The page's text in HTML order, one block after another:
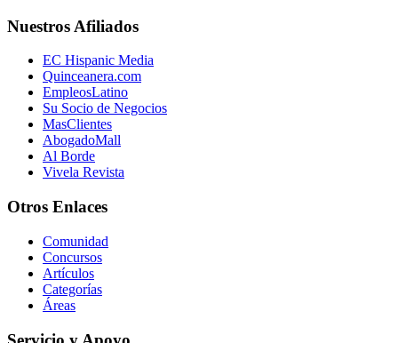
Nuestros Afiliados
EC Hispanic Media
Quinceanera.com
EmpleosLatino
Su Socio de Negocios
MasClientes
AbogadoMall
Al Borde
Vivela Revista
Otros Enlaces
Comunidad
Concursos
Artículos
Categorías
Áreas